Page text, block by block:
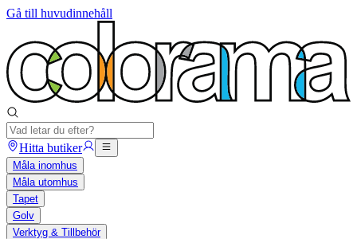
Gå till huvudinnehåll
Hitta butiker
Måla inomhus
Måla utomhus
Tapet
Golv
Verktyg & Tillbehör